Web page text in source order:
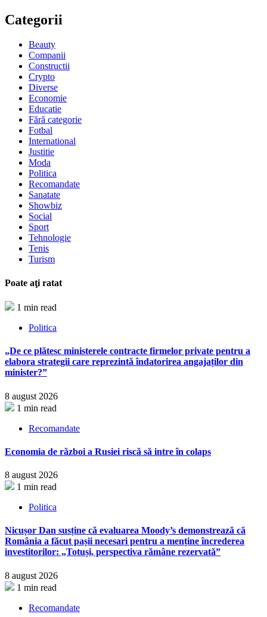
Categorii
Beauty
Companii
Constructii
Crypto
Diverse
Economie
Educatie
Fără categorie
Fotbal
International
Justitie
Moda
Politica
Recomandate
Sanatate
Showbiz
Social
Sport
Tehnologie
Tenis
Turism
Poate aţi ratat
1 min read
Politica
„De ce plătesc ministerele contracte firmelor private pentru a
elabora strategii care reprezintă îndatorirea angajaților din
minister?”
8 august 2026
1 min read
Recomandate
Economia de război a Rusiei riscă să intre în colaps
8 august 2026
1 min read
Politica
Nicușor Dan susține că evaluarea Moody’s demonstrează că
România a făcut pașii necesari pentru a menține încrederea
investitorilor: „Totuși, perspectiva rămâne rezervată”
8 august 2026
1 min read
Recomandate